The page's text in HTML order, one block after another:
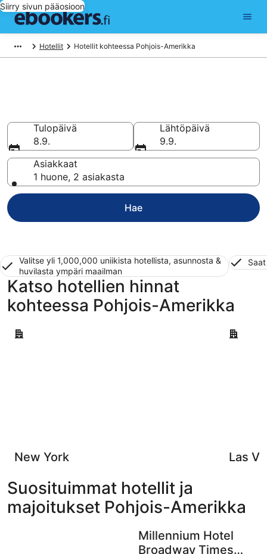
Siirry sivun pääosioon
Hotellit Hotellit kohteessa Pohjois-Amerikka
Tulopäivä
8.9.
Lähtöpäivä
9.9.
Asiakkaat
1 huone, 2 asiakasta
Hae
Valitse yli 1,000,000 uniikista hotellista, asunnosta &
huvilasta ympäri maailman
Katso hotellien hinnat
kohteessa Pohjois-Amerikka
New York
New York
Las
Las Vegas
Suosituimmat hotellit ja
majoitukset Pohjois-Amerikka
Millennium Hotel
Broadway Times